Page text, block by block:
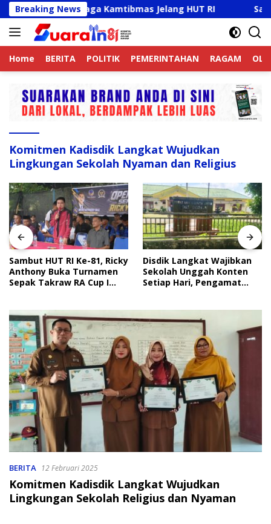
Langsung
ke
konten
Breaking News
Aktif Jaga Kamtibmas Jelang HUT RI Sambut
Home BERITA POLITIK PEMERINTAHAN RAGAM
Komitmen Kadisdik Langkat Wujudkan
Lingkungan Sekolah Nyaman dan Religius
Sambut HUT RI Ke-81, Ricky
Anthony Buka Turnamen
Sepak Takraw RA Cup I
Disdik Langkat Wajibkan
Sekolah Unggah Konten
Setiap Hari, Pengamat
BERITA 12 Februari 2025
Komitmen Kadisdik Langkat Wujudkan
Lingkungan Sekolah Religius dan Nyaman